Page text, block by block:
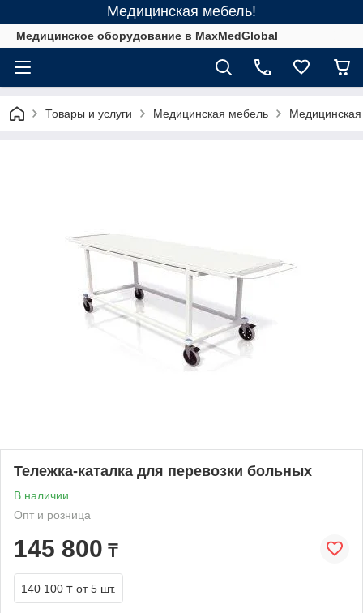
Медицинская мебель!
Медицинское оборудование в MaxMedGlobal
Товары и услуги Медицинская мебель Медицинская
Тележка-каталка для перевозки больных
В наличии
Опт и розница
145 800 ₸
140 100 ₸ от 5 шт.